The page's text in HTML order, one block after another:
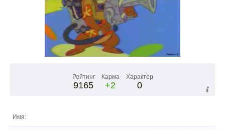
Рейтинг
9165
Карма
+2
Характер
0
Имя: